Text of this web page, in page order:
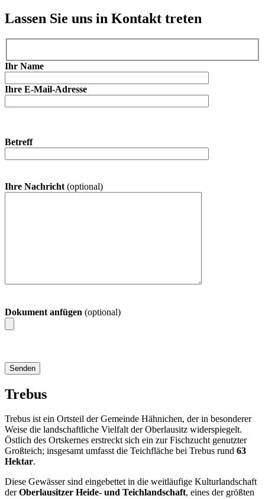
Lassen Sie uns in Kontakt treten
Ihr Name
Ihre E-Mail-Adresse
Betreff
Ihre Nachricht (optional)
Dokument anfügen (optional)
Trebus
Trebus ist ein Ortsteil der Gemeinde Hähnichen, der in besonderer
Weise die landschaftliche Vielfalt der Oberlausitz widerspiegelt.
Östlich des Ortskernes erstreckt sich ein zur Fischzucht genutzter
Großteich; insgesamt umfasst die Teichfläche bei Trebus rund 63
Hektar.
Diese Gewässer sind eingebettet in die weitläufige Kulturlandschaft
derOberlausitzer Heide- und Teichlandschaft, eines der größten